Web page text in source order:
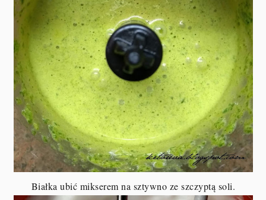
Białka ubić mikserem na sztywno ze szczyptą soli.